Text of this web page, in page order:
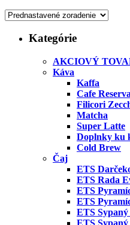
Kategórie
AKCIOVÝ
Káva
Kaffa
Cafe Reserva
Filicori
Matcha
Super Latte
Doplnky ku
Cold Brew
Čaj
ETS
ETS Rada
ETS
ETS
ETS